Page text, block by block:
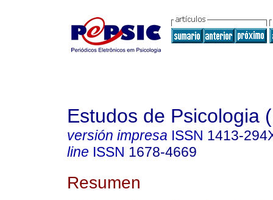
Estudos de Psicologia
versión impresa ISSN 1413-
line ISSN 1678-4669
Resumen